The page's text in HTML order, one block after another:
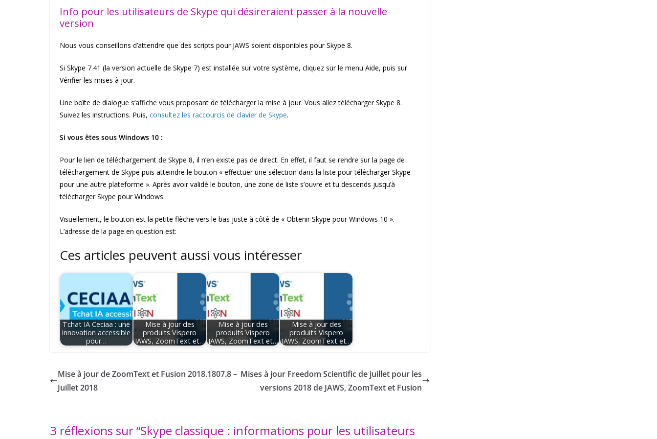
Info pour les utilisateurs de Skype qui désireraient passer à la nouvelle
version
Nous vous conseillons d’attendre que des scripts pour JAWS soient disponibles pour Skype 8.
Si Skype 7.41 (la version actuelle de Skype 7) est installée sur votre système, cliquez sur le menu Aide, puis sur
Vérifier les mises à jour.
Une boîte de dialogue s’affiche vous proposant de télécharger la mise à jour. Vous allez télécharger Skype 8.
Suivez les instructions. Puis, consultez les raccourcis de clavier de Skype.
Si vous êtes sous Windows 10 :
Pour le lien de téléchargement de Skype 8, il n’en existe pas de direct. En effet, il faut se rendre sur la page de
téléchargement de Skype puis atteindre le bouton « effectuer une sélection dans la liste pour télécharger Skype
pour une autre plateforme ». Après avoir validé le bouton, une zone de liste s’ouvre et tu descends jusqu’à
télécharger Skype pour Windows.
Visuellement, le bouton est la petite flèche vers le bas juste à côté de « Obtenir Skype pour Windows 10 ».
L’adresse de la page en question est:
Ces articles peuvent aussi vous intéresser
Tchat IA Ceciaa : une
innovation accessible
pour…
Mise à jour des
produits Vispero
JAWS, ZoomText et…
Mise à jour des
produits Vispero
JAWS, ZoomText et…
Mise à jour des
produits Vispero
JAWS, ZoomText et…
Mise à jour de ZoomText et Fusion 2018.1807.8 –
Juillet 2018
Mises à jour Freedom Scientific de juillet pour les
versions 2018 de JAWS, ZoomText et Fusion
3 réflexions sur “Skype classique : informations pour les utilisateurs